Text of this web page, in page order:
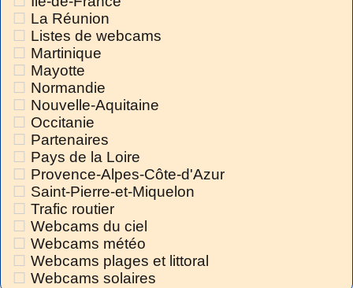
La Réunion
Listes de webcams
Martinique
Mayotte
Normandie
Nouvelle-Aquitaine
Occitanie
Partenaires
Pays de la Loire
Provence-Alpes-Côte-d'Azur
Saint-Pierre-et-Miquelon
Trafic routier
Webcams du ciel
Webcams météo
Webcams plages et littoral
Webcams solaires